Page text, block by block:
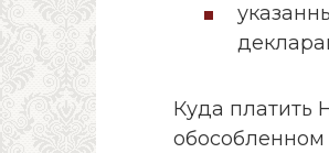
Куда платить